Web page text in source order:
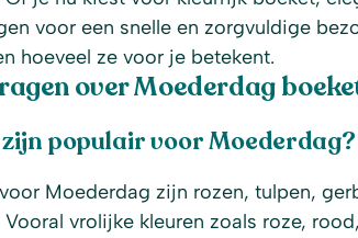
voor een snelle en zorgvuldige
hoeveel ze voor je betekent.
over Moederdag
populair voor Moederdag?
Moederdag zijn rozen, tulpen,
vrolijke kleuren zoals roze,